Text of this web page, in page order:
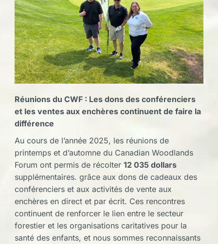
Réunions du CWF : Les dons des conférenciers
et les ventes aux enchères continuent de faire la
différence
Au cours de l’année 2025, les réunions de
printemps et d’automne du Canadian Woodlands
Forum ont permis de récolter 12 035 dollars
supplémentaires. grâce aux dons de cadeaux des
conférenciers et aux activités de vente aux
enchères en direct et par écrit. Ces rencontres
continuent de renforcer le lien entre le secteur
forestier et les organisations caritatives pour la
santé des enfants, et nous sommes reconnaissants